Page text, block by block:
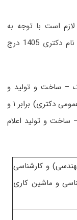
است با توجه به
که در دفترچه ثبت نام دکتری 1405 درج
– ساخت و تولید و
ضرایب دروس به صورت کلی اقدام می‌کند. بدین صورت که ضریب دروس عمومی (شامل زبان عمومی دکتری) برابر ۱ و
ساخت و تولید اعلام
شامل ۲- (ریاضیات مهندسی) و کارشناسی
و ماشین کاری